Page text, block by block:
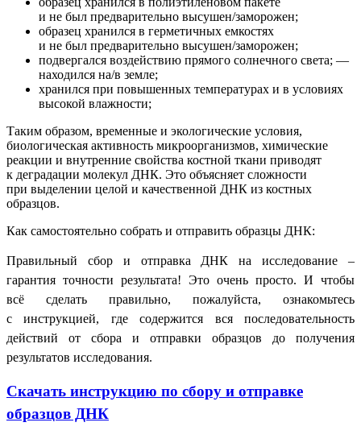
и не был предварительно высушен/заморожен;
образец хранился в герметичных емкостях
и не был предварительно высушен/заморожен;
подвергался воздействию прямого солнечного света; —
находился на/в земле;
хранился при повышенных температурах и в условиях
высокой влажности;
Таким образом, временные и экологические условия,
биологическая активность микроорганизмов, химические
реакции и внутренние свойства костной ткани приводят
к деградации молекул ДНК. Это объясняет сложности
при выделении целой и качественной ДНК из костных
образцов.
Как самостоятельно собрать и отправить образцы ДНК:
Правильный сбор и отправка ДНК на исследование –
гарантия точности результата! Это очень просто. И чтобы
всё сделать правильно, пожалуйста, ознакомьтесь
синструкцией, где содержится вся последовательность
действий от сбора и отправки образцов до получения
результатов исследования.
Скачать инструкцию по сбору и отправке
образцов ДНК